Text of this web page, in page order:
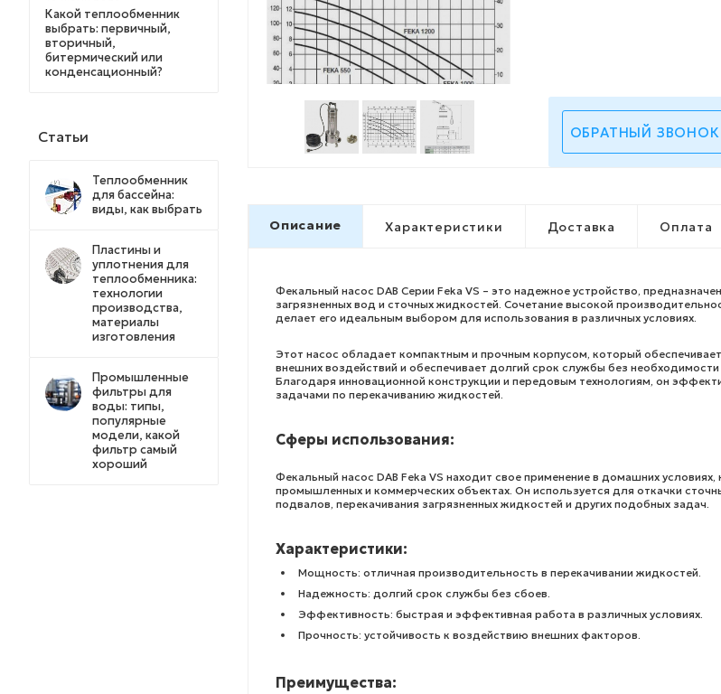
ОБРАТНЫЙ ЗВОНОК
Описание Характеристики Доставка Оплата
Фекальный насос DAB Серии Feka VS – это надежное устройство,
загрязненных вод и сточных жидкостей. Сочетание высокой
делает его идеальным выбором для использования в различных условиях.
Этот насос обладает компактным и прочным корпусом, который
внешних воздействий и обеспечивает долгий срок службы без необходимости
Благодаря инновационной конструкции и передовым технологиям, он
задачами по перекачиванию жидкостей.
Сферы использования:
Фекальный насос DAB Feka VS находит свое применение в домашних условиях,
промышленных и коммерческих объектах. Он используется для откачки
подвалов, перекачивания загрязненных жидкостей и других подобных задач.
Характеристики:
Мощность: отличная производительность в перекачивании жидкостей.
Надежность: долгий срок службы без сбоев.
Эффективность: быстрая и эффективная работа в различных условиях.
Прочность: устойчивость к воздействию внешних факторов.
Преимущества:
Какой теплообменник
выбрать: первичный,
вторичный,
битермический или
конденсационный?
Статьи
Теплообменник
для бассейна:
виды, как выбрать
Пластины и
уплотнения для
теплообменника:
технологии
производства,
материалы
изготовления
Промышленные
фильтры для
воды: типы,
популярные
модели, какой
фильтр самый
хороший